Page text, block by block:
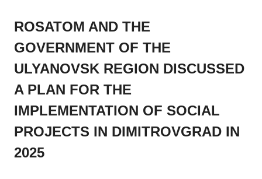
ROSATOM AND THE
GOVERNMENT OF THE
ULYANOVSK REGION DISCUSSED
A PLAN FOR THE
IMPLEMENTATION OF SOCIAL
PROJECTS IN DIMITROVGRAD IN
2025